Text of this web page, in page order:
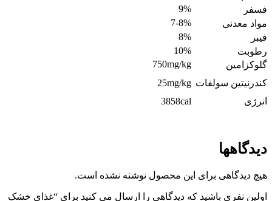
فسفر
9%
مواد معدنی
7-8%
فیبر
8%
رطوبت
10%
گلوکزامین
750mg/kg
کندرنیتین سولفات 25mg/kg
انرژی
3858cal
دیدگاهها
هیچ دیدگاهی برای این محصول نوشته نشده است.
اولین نفری باشید که دیدگاهی را ارسال می کنید برای “غذای خشک